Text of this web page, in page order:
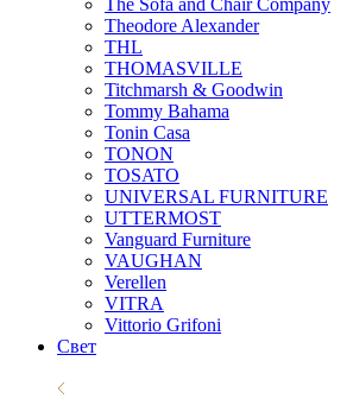
The Sofa and Chair Company
Theodore Alexander
THL
THOMASVILLE
Titchmarsh & Goodwin
Tommy Bahama
Tonin Casa
TONON
TOSATO
UNIVERSAL FURNITURE
UTTERMOST
Vanguard Furniture
VAUGHAN
Verellen
VITRA
Vittorio Grifoni
Свет